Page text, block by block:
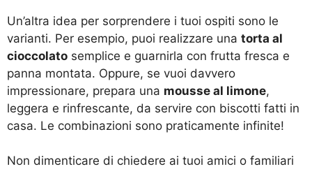
Un’altra idea per sorprendere i tuoi ospiti sono le
varianti. Per esempio, puoi realizzare una torta al
cioccolato semplice e guarnirla con frutta fresca e
panna montata. Oppure, se vuoi davvero
impressionare, prepara una mousse al limone,
leggera e rinfrescante, da servire con biscotti fatti in
casa. Le combinazioni sono praticamente infinite!
Non dimenticare di chiedere ai tuoi amici o familiari